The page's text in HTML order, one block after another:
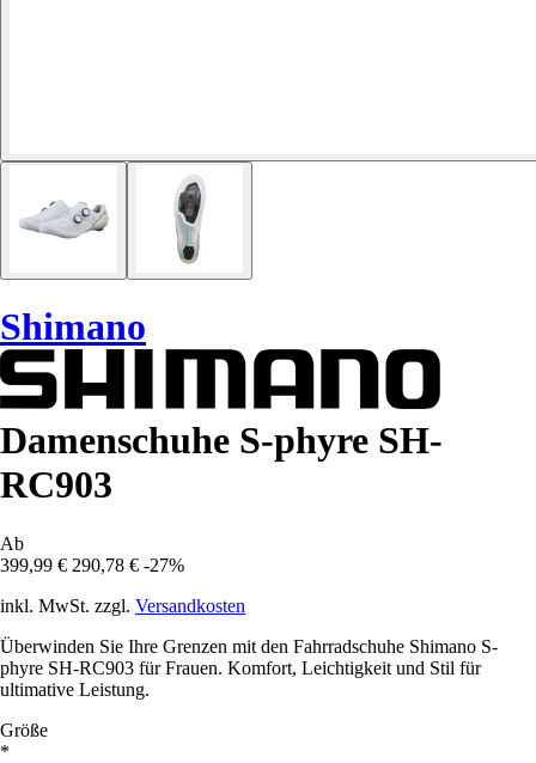
Shimano
Damenschuhe S-phyre SH-
RC903
Ab
399,99 € 290,78 € -27%
inkl. MwSt. zzgl. Versandkosten
Überwinden Sie Ihre Grenzen mit den Fahrradschuhe Shimano S-
phyre SH-RC903 für Frauen. Komfort, Leichtigkeit und Stil für
ultimative Leistung.
Größe
*